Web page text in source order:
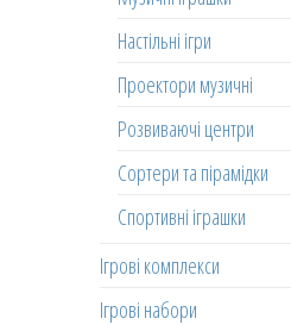
Настільні ігри
Проектори музичні
Розвиваючі центри
Сортери та пірамідки
Спортивні іграшки
Ігрові комплекси
Ігрові набори